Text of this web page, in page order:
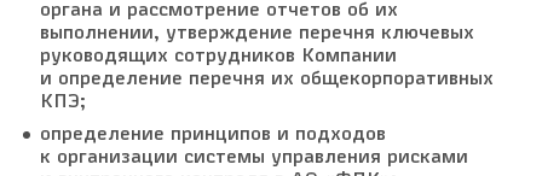
органа и рассмотрение отчетов об их
выполнении, утверждение перечня ключевых
руководящих сотрудников Компании
и определение перечня их общекорпоративных
КПЭ;
определение принципов и подходов
к организации системы управления рисками